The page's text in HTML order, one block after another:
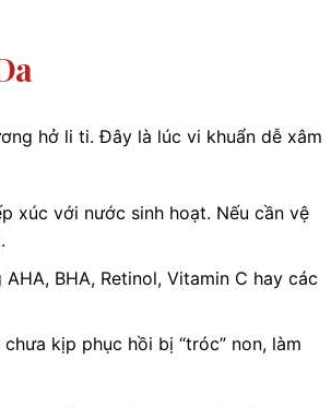
hở li ti. Đây là lúc vi khuẩn dễ xâm
xúc với nước sinh hoạt. Nếu cần vệ
BHA, Retinol, Vitamin C hay các
kịp phục hồi bị “tróc” non, làm